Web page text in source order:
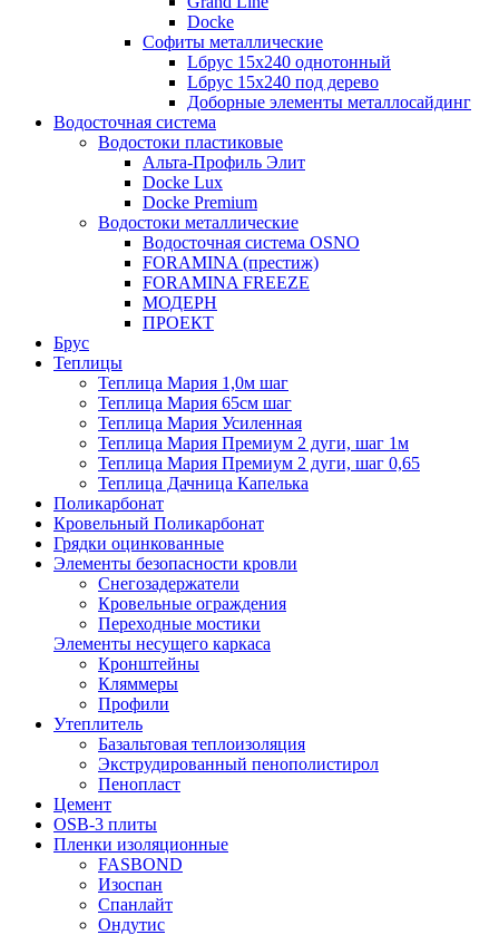
Docke
Софиты металлические
Lбрус 15x240 однотонный
Lбрус 15x240 под дерево
Доборные элементы металлосайдинг
Водосточная система
Водостоки пластиковые
Альта-Профиль Элит
Docke Lux
Docke Premium
Водостоки металлические
Водосточная система OSNO
FORAMINA (престиж)
FORAMINA FREEZE
МОДЕРН
ПРОЕКТ
Брус
Теплицы
Теплица Мария 1,0м шаг
Теплица Мария 65см шаг
Теплица Мария Усиленная
Теплица Мария Премиум 2 дуги, шаг 1м
Теплица Мария Премиум 2 дуги, шаг 0,65
Теплица Дачница Капелька
Поликарбонат
Кровельный Поликарбонат
Грядки оцинкованные
Элементы безопасности кровли
Снегозадержатели
Кровельные ограждения
Переходные мостики
Элементы несущего каркаса
Кронштейны
Кляммеры
Профили
Утеплитель
Базальтовая теплоизоляция
Экструдированный пенополистирол
Пенопласт
Цемент
OSB-3 плиты
Пленки изоляционные
FASBOND
Изоспан
Спанлайт
Ондутис